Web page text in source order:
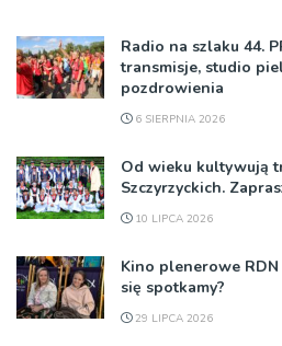
Radio na szlaku 44.
transmisje, studio
pozdrowienia
6 SIERPNIA 2026
Od wieku kultywują
Szczyrzyckich.
10 LIPCA 2026
Kino plenerowe
się spotkamy?
29 LIPCA 2026